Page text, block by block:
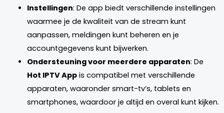
Instellingen: De app biedt verschillende instellingen
waarmee je de kwaliteit van de stream kunt
aanpassen, meldingen kunt beheren en je
accountgegevens kunt bijwerken.
Ondersteuning voor meerdere apparaten: De
Hot IPTV Appis compatibel met verschillende
apparaten, waaronder smart-tv’s, tablets en
smartphones, waardoor je altijd en overal kunt kijken.